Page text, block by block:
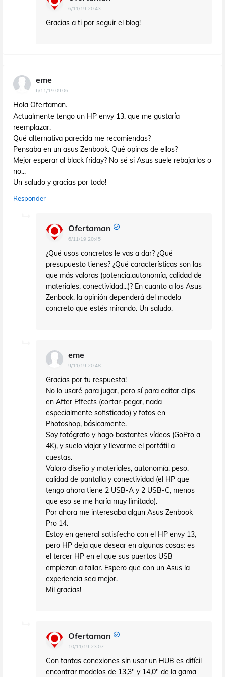
6/11/19 20:43
Gracias a ti por seguir el blog!
eme
6/11/19 09:06
Hola Ofertaman.
Actualmente tengo un HP envy 13, que me gustaría
reemplazar.
Qué alternativa parecida me recomiendas?
Pensaba en un asus Zenbook. Qué opinas de ellos?
Mejor esperar al black friday? No sé si Asus suele rebajarlos o
no...
Un saludo y gracias por todo!
Responder
Ofertaman
6/11/19 20:45
¿Qué usos concretos le vas a dar? ¿Qué
presupuesto tienes? ¿Qué características son las
que más valoras (potencia,autonomía, calidad de
materiales, conectividad...)? En cuanto a los Asus
Zenbook, la opinión dependerá del modelo
concreto que estés mirando. Un saludo.
eme
9/11/19 20:48
Gracias por tu respuesta!
No lo usaré para jugar, pero sí para editar clips
en After Effects (cortar-pegar, nada
especialmente sofisticado) y fotos en
Photoshop, básicamente.
Soy fotógrafo y hago bastantes vídeos (GoPro a
4K), y suelo viajar y llevarme el portátil a
cuestas.
Valoro diseño y materiales, autonomía, peso,
calidad de pantalla y conectividad (el HP que
tengo ahora tiene 2 USB-A y 2 USB-C, menos
que eso se me haría muy limitado).
Por ahora me interesaba algun Asus Zenbook
Pro 14.
Estoy en general satisfecho con el HP envy 13,
pero HP deja que desear en algunas cosas: es
el tercer HP en el que sus puertos USB
empiezan a fallar. Espero que con un Asus la
experiencia sea mejor.
Mil gracias!
Ofertaman
10/11/19 23:07
Con tantas conexiones sin usar un HUB es difícil
encontrar modelos de 13,3" y 14,0" de la gama